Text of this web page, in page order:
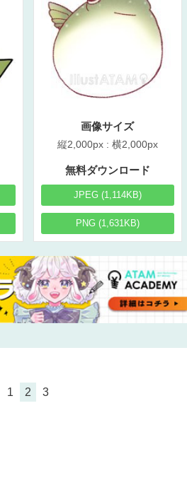
画像サイズ
縦2,000px : 横2,000px
無料ダウンロード
JPEG (1,114KB)
PNG (1,631KB)
1 2 3